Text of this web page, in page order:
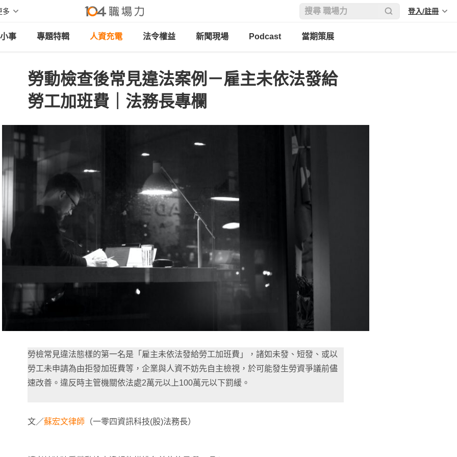
多 登入/註冊
事 專題特輯 人資充電 法令權益 新聞現場 Podcast 當期策展
勞動檢查後常見違法案例－雇主未依法發給
勞工加班費｜法務長專欄
勞檢常見違法態樣的第一名是「 雇主未依法發給勞工加班費」，諸如未發、短發、或以
勞工未申請為由拒發加班費等，企業與人資不妨先自主檢視，於可能發生勞資爭議前儘
速改善。違反時主管機關依法處2萬元以上100萬元以下罰緩。
文／蘇宏文律師 （一零四資訊科技(股)法務長）